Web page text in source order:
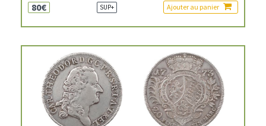
80€ SUP+ Ajouter au panier